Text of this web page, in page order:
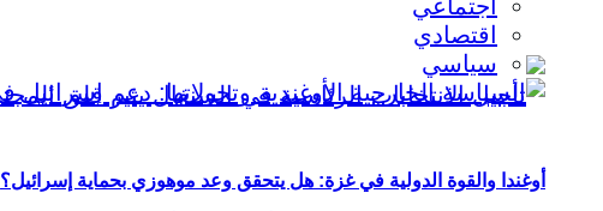
اجتماعي
اقتصادي
سياسي
أوغندا والقوة الدولية في غزة: هل يتحقق وعد موهوزي بحماية إسرائيل؟